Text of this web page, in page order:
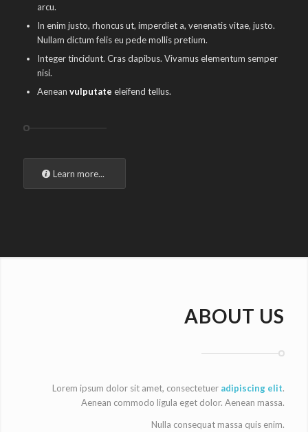
arcu.
In enim justo, rhoncus ut, imperdiet a, venenatis vitae, justo.
Nullam dictum felis eu pede mollis pretium.
Integer tincidunt. Cras dapibus. Vivamus elementum semper
nisi.
Aenean vulputate eleifend tellus.
Learn more...
ABOUT US
Lorem ipsum dolor sit amet, consectetuer adipiscing elit.
Aenean commodo ligula eget dolor. Aenean massa.
Nulla consequat massa quis enim.